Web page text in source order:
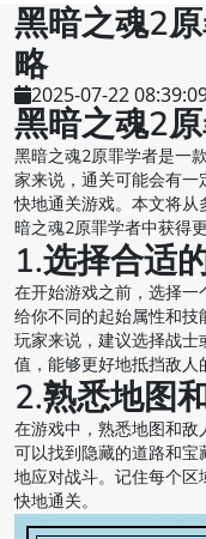
黑暗之魂2
略
2025-07-22
黑暗之魂2
黑暗之魂2原罪学者是一
家来说，通关可能会有
快地通关游戏。本文将
暗之魂2原罪学者中获得
1.选择合适
在开始游戏之前，选择
给你不同的起始属性和
玩家来说，建议选择战
值，能够更好地抵挡敌人
2.熟悉地图
在游戏中，熟悉地图和
可以找到隐藏的道路和
地应对战斗。记住每个
快地通关。